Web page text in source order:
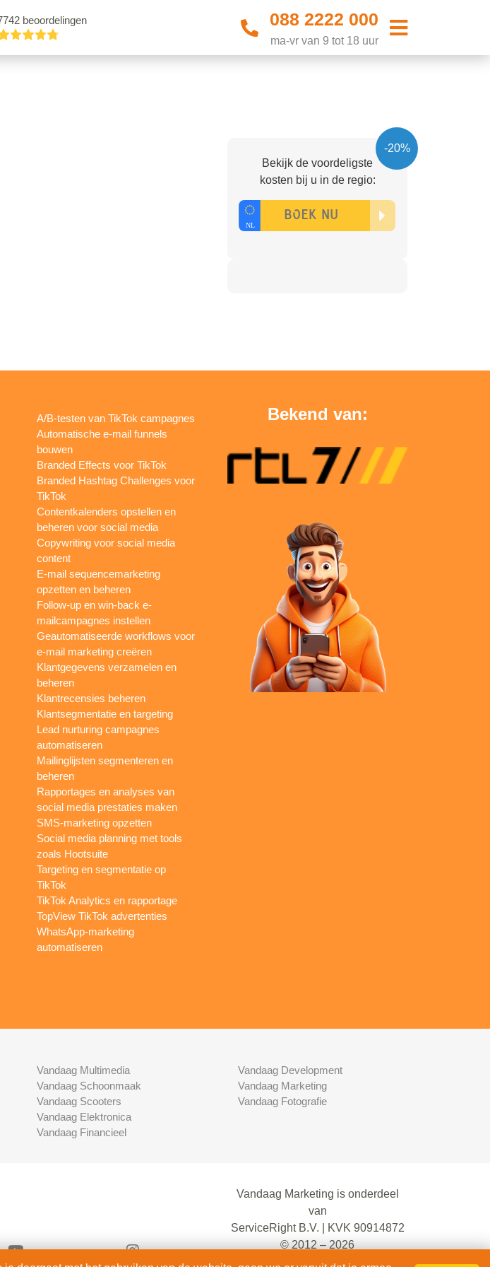
beoordelingen 088 2222 000
ma-vr van 9 tot 18 uur
-20%
Bekijk de voordeligste
kosten bij u in de regio:
A/B-testen van TikTok campagnes
Automatische e-mail funnels
bouwen
Branded Effects voor TikTok
Branded Hashtag Challenges voor
TikTok
Contentkalenders opstellen en
beheren voor social media
Copywriting voor social media
content
E-mail sequencemarketing
opzetten en beheren
Follow-up en win-back e-
mailcampagnes instellen
Geautomatiseerde workflows voor
e-mail marketing creëren
Klantgegevens verzamelen en
beheren
Klantrecensies beheren
Klantsegmentatie en targeting
Lead nurturing campagnes
automatiseren
Mailinglijsten segmenteren en
beheren
Rapportages en analyses van
social media prestaties maken
SMS-marketing opzetten
Social media planning met tools
zoals Hootsuite
Targeting en segmentatie op
TikTok
TikTok Analytics en rapportage
TopView TikTok advertenties
WhatsApp-marketing
automatiseren
Bekend van:
Vandaag Multimedia
Vandaag Schoonmaak
Vandaag Scooters
Vandaag Elektronica
Vandaag Financieel
Vandaag Development
Vandaag Marketing
Vandaag Fotografie
Vandaag Marketing is onderdeel
van
ServiceRight B.V. | KVK 90914872
© 2012 – 2026
alle rechten voorbehouden.